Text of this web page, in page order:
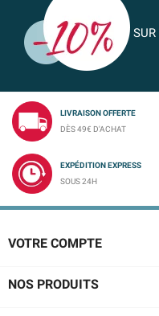
LIVRAISON OFFERTE
DÈS 49€ D'ACHAT
EXPÉDITION EXPRESS
SOUS 24H
VOTRE COMPTE
NOS PRODUITS